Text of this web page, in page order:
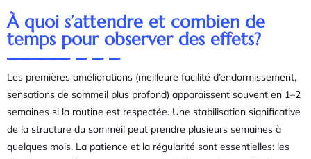
À quoi s’attendre et combien de
temps pour observer des effets?
Les premières améliorations (meilleure facilité d’endormissement,
sensations de sommeil plus profond) apparaissent souvent en 1–2
semaines si la routine est respectée. Une stabilisation significative
de la structure du sommeil peut prendre plusieurs semaines à
quelques mois. La patience et la régularité sont essentielles: les